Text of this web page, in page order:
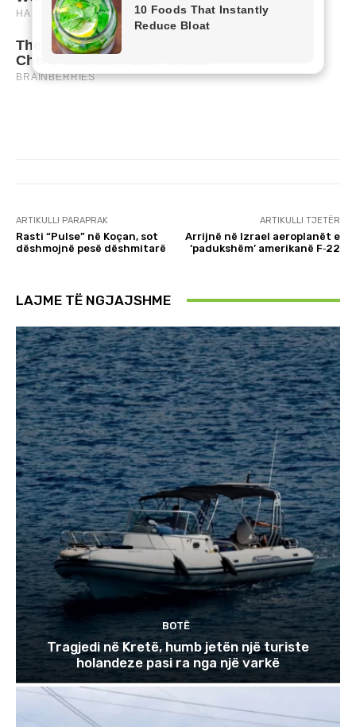
ARTIKULLI PARAPRAK
Rasti “Pulse” në Koçan, sot
dëshmojnë pesë dëshmitarë
ARTIKULLI TJETËR
Arrijnë në Izrael aeroplanët e
‘padukshëm’ amerikanë F‑22
LAJME TË NGJAJSHME
BOTË
Tragjedi në Kretë, humb jetën një turiste
holandeze pasi ra nga një varkë